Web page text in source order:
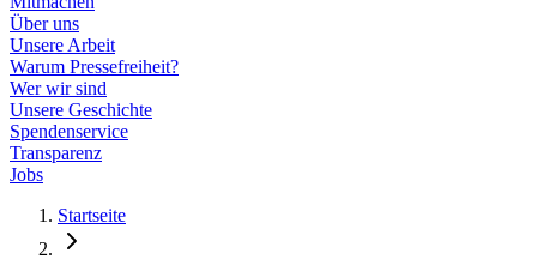
Über uns
Unsere Arbeit
Warum Pressefreiheit?
Wer wir sind
Unsere Geschichte
Spendenservice
Transparenz
Jobs
Startseite